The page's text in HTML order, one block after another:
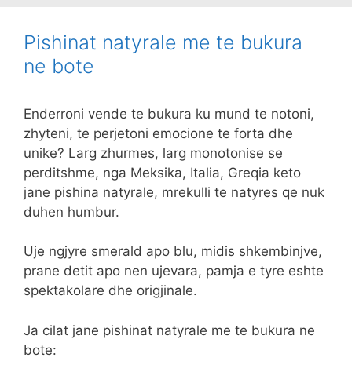
Pishinat natyrale me te bukura
ne bote
Enderroni vende te bukura ku mund te notoni,
zhyteni, te perjetoni emocione te forta dhe
unike? Larg zhurmes, larg monotonise se
perditshme, nga Meksika, Italia, Greqia keto
jane pishina natyrale, mrekulli te natyres qe nuk
duhen humbur.
Uje ngjyre smerald apo blu, midis shkembinjve,
prane detit apo nen ujevara, pamja e tyre eshte
spektakolare dhe origjinale.
Ja cilat jane pishinat natyrale me te bukura ne
bote: